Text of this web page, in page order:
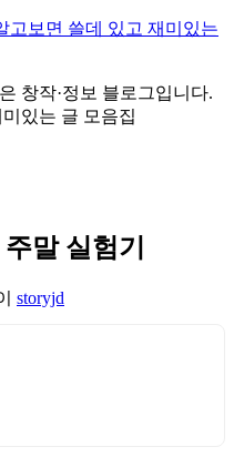
고보면 쓸데 있고 재미있는
창작·정보 블로그입니다.
있는 글 모음집
말 실험기
storyjd